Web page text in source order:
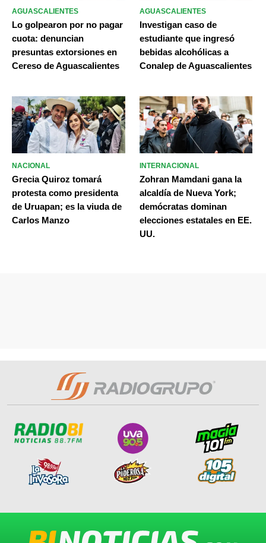
AGUASCALIENTES
Lo golpearon por no pagar
cuota: denuncian
presuntas extorsiones en
Cereso de Aguascalientes
AGUASCALIENTES
Investigan caso de
estudiante que ingresó
bebidas alcohólicas a
Conalep de Aguascalientes
NACIONAL
Grecia Quiroz tomará
protesta como presidenta
de Uruapan; es la viuda de
Carlos Manzo
INTERNACIONAL
Zohran Mamdani gana la
alcaldía de Nueva York;
demócratas dominan
elecciones estatales en EE.
UU.